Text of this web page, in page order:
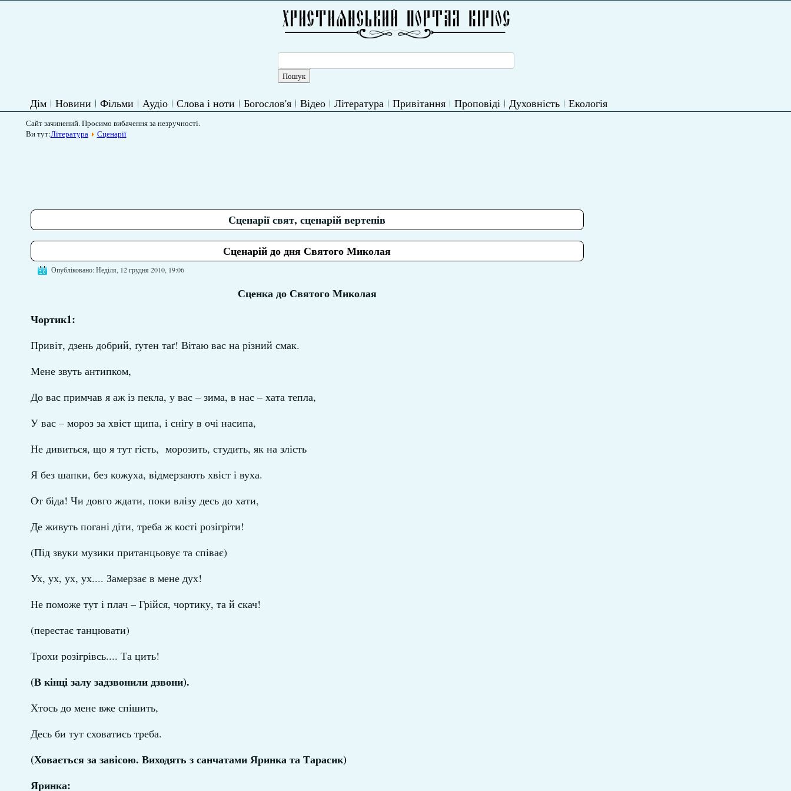
Дім Новини Фільми Аудіо Слова і ноти Богослов'я Відео Література Привітання Проповіді Духовність Екологія
Сайт зачинений. Просимо вибачення за незручності.
Ви тут:Література Сценарії
Сценарії свят, сценарій вертепів
Сценарій до дня Святого Миколая
Опубліковано: Неділя, 12 грудня 2010, 19:06
Сценка до Святого Миколая
Чортик1:
Привіт, дзень добрий, ґутен таґ! Вітаю вас на різний смак.
Мене звуть антипком,
До вас примчав я аж із пекла, у вас – зима, в нас – хата тепла,
У вас – мороз за хвіст щипа, і снігу в очі насипа,
Не дивиться, що я тут гість, морозить, студить, як на злість
Я без шапки, без кожуха, відмерзають хвіст і вуха.
От біда! Чи довго ждати, поки влізу десь до хати,
Де живуть погані діти, треба ж кості розігріти!
(Під звуки музики пританцьовує та співає)
Ух, ух, ух, ух.... Замерзає в мене дух!
Не поможе тут і плач – Грійся, чортику, та й скач!
(перестає танцювати)
Трохи розігрівсь.... Та цить!
(В кінці залу задзвонили дзвони).
Хтось до мене вже спішить,
Десь би тут сховатись треба.
(Ховається за завісою. Виходять з санчатами Яринка та Тарасик)
Яринка: